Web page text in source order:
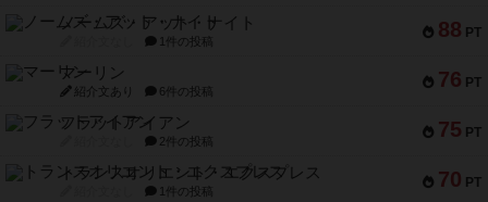
88 PT
ノームズ・アット・ナイト
1件の投稿
76 PT
マーリン
紹介文あり 6件の投稿
75 PT
フラットアイアン
2件の投稿
70 PT
トランスオリエント・エクスプレス
1件の投稿